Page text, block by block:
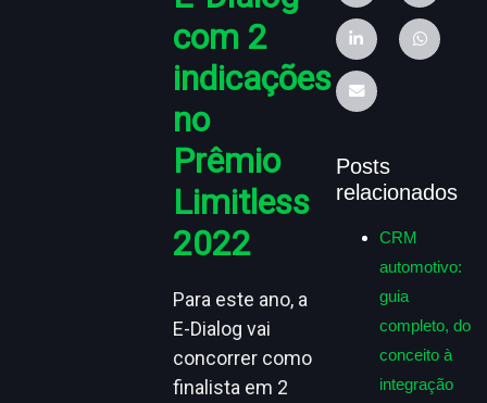
com 2
indicações
no
Prêmio
Limitless
2022
Para este ano, a
E-Dialog vai
concorrer como
finalista em 2
Posts
relacionados
CRM
automotivo:
guia
completo, do
conceito à
integração